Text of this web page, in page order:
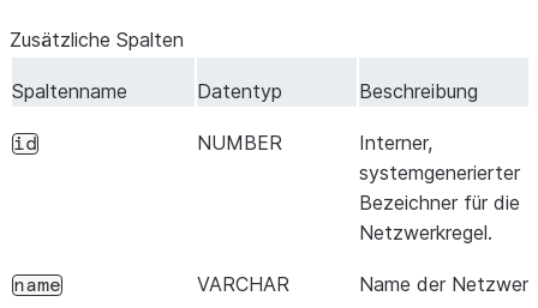
Zusätzliche Spalten
Spaltenname Datentyp Beschreibung
id NUMBER
Interner,
systemgenerierter
Bezeichner für die
Netzwerkregel.
name VARCHAR Name der